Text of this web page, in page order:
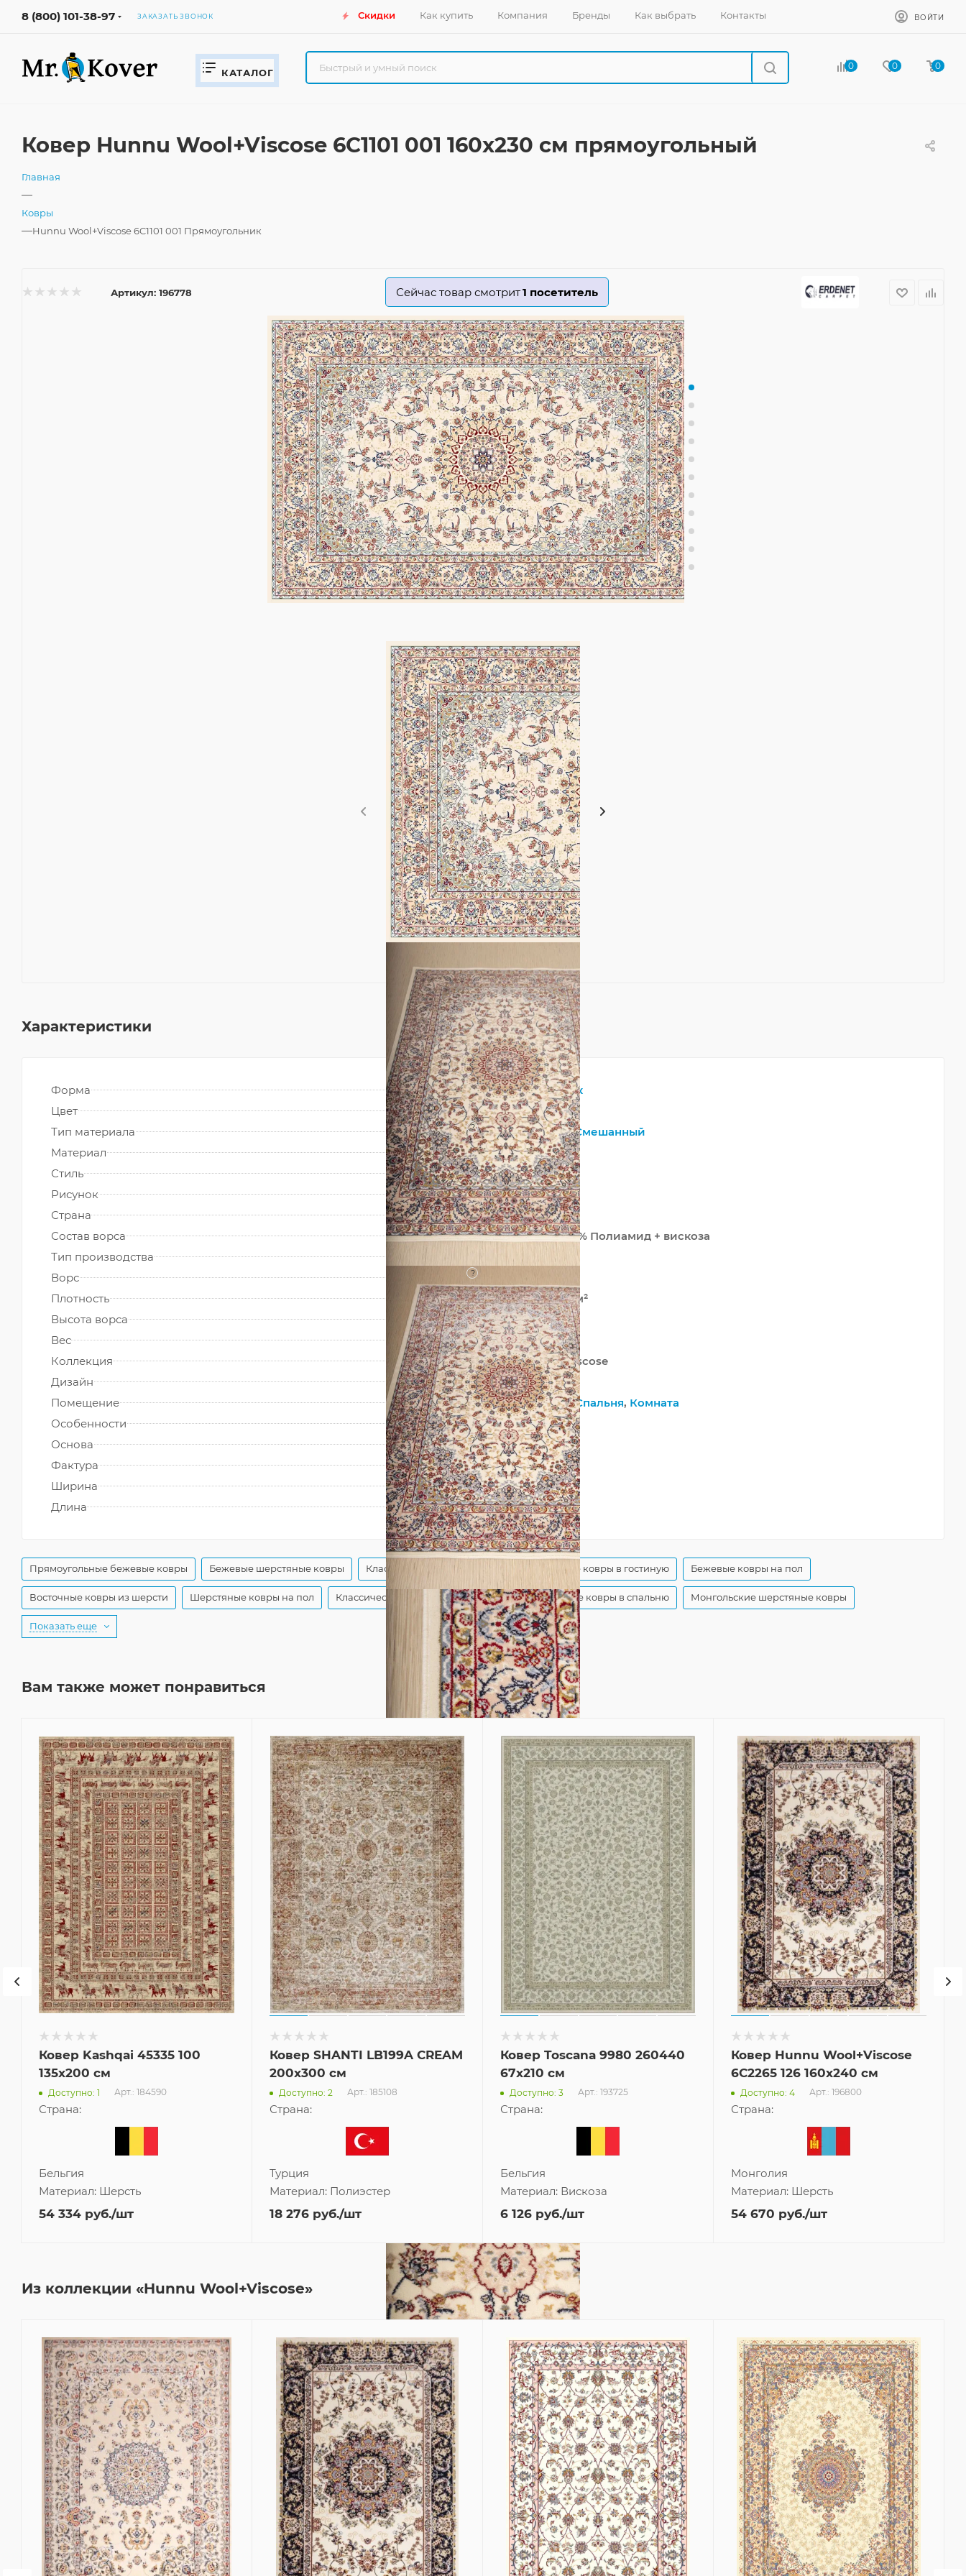
8 (800) 101-38-97 ЗАКАЗАТЬ ЗВОНОК Скидки Как купить Компания Бренды Как выбрать Контакты ВОЙТИ
КАТАЛОГ
0 0 0
Ковер Hunnu Wool+Viscose 6C1101 001 160x230 см прямоугольный
Главная
—
Ковры
—Hunnu Wool+Viscose 6C1101 001 Прямоугольник
Артикул: 196778 Сейчас товар смотрит1 посетитель
Характеристики
Форма
Прямоугольник
Цвет
Бежевый
Тип материала
? Натуральный,Смешанный
Материал
Шерсть
Стиль
Восточный
Рисунок
Классический
Страна
Монголия
Состав ворса
80% Шерсть 20% Полиамид + вискоза
Тип производства
Машинный
Ворс
?
Плотность
680 000 точек/м²
Высота ворса
10 мм
Вес
2460 г/м²
Коллекция
Hunnu Wool+Viscose
Дизайн
6C1101 001
Помещение
Гостиная,Зал,Спальня, Комната
Особенности
На пол
Основа
?
Джутовая
Фактура
?
Гладкий
Ширина
160
Длина
230
Прямоугольные бежевые ковры Бежевые шерстяные ковры Классические бежевые ковры Бежевые ковры в гостиную Бежевые ковры на пол
Восточные ковры из шерсти Шерстяные ковры на пол Классические ковры в гостиную Классические ковры в спальню Монгольские шерстяные ковры
Показать еще
Вам также может понравиться
Ковер Kashqai 45335 100
135x200 см
Доступно: 1 Арт.: 184590
Страна:
Бельгия
Материал: Шерсть
54 334 руб./шт
Ковер SHANTI LB199A CREAM
200x300 см
Доступно: 2 Арт.: 185108
Страна:
Турция
Материал: Полиэстер
18 276 руб./шт
Ковер Toscana 9980 260440
67x210 см
Доступно: 3 Арт.: 193725
Страна:
Бельгия
Материал: Вискоза
6 126 руб./шт
Ковер Hunnu Wool+Viscose
6C2265 126 160x240 см
Доступно: 4 Арт.: 196800
Страна:
Монголия
Материал: Шерсть
54 670 руб./шт
Из коллекции «Hunnu Wool+Viscose»